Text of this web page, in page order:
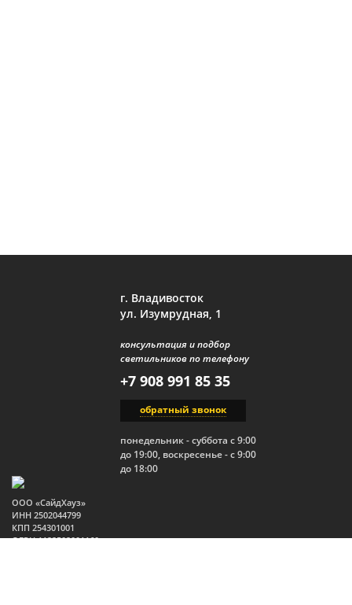
г. Владивосток
ул. Изумрудная, 1
консультация и подбор
светильников по телефону
+7 908 991 85 35
обратный звонок
понедельник - суббота с 9:00
до 19:00, воскресенье - с 9:00
до 18:00
ООО «СайдХауз»
ИНН 2502044799
КПП 254301001
ОГРН 1122502001160